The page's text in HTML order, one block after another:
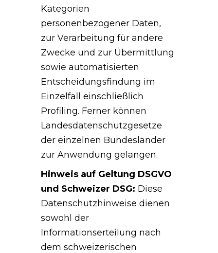
Kategorien
personenbezogener Daten,
zur Verarbeitung für andere
Zwecke und zur Übermittlung
sowie automatisierten
Entscheidungsfindung im
Einzelfall einschließlich
Profiling. Ferner können
Landesdatenschutzgesetze
der einzelnen Bundesländer
zur Anwendung gelangen.
Hinweis auf Geltung DSGVO
und Schweizer DSG: Diese
Datenschutzhinweise dienen
sowohl der
Informationserteilung nach
dem schweizerischen